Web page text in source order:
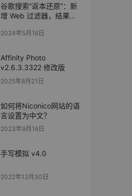
谷歌搜索“返本还原”：新
增 Web 过滤器，结果仅
2024年5月16日
Affinity Photo
v2.6.3.3322 修改版
2025年8月21日
如何将Niconico网站的语
言设置为中文？
2023年9月16日
手写模拟 v4.0
2022年12月30日